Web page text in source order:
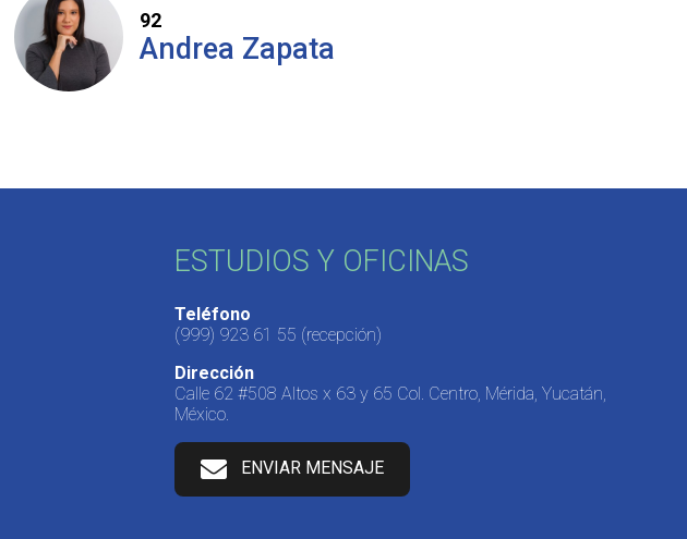
92
Andrea Zapata
ESTUDIOS Y OFICINAS
Teléfono
(999) 923 61 55 (recepción)
Dirección
Calle 62 #508 Altos x 63 y 65 Col. Centro, Mérida, Yucatán,
México.
ENVIAR MENSAJE